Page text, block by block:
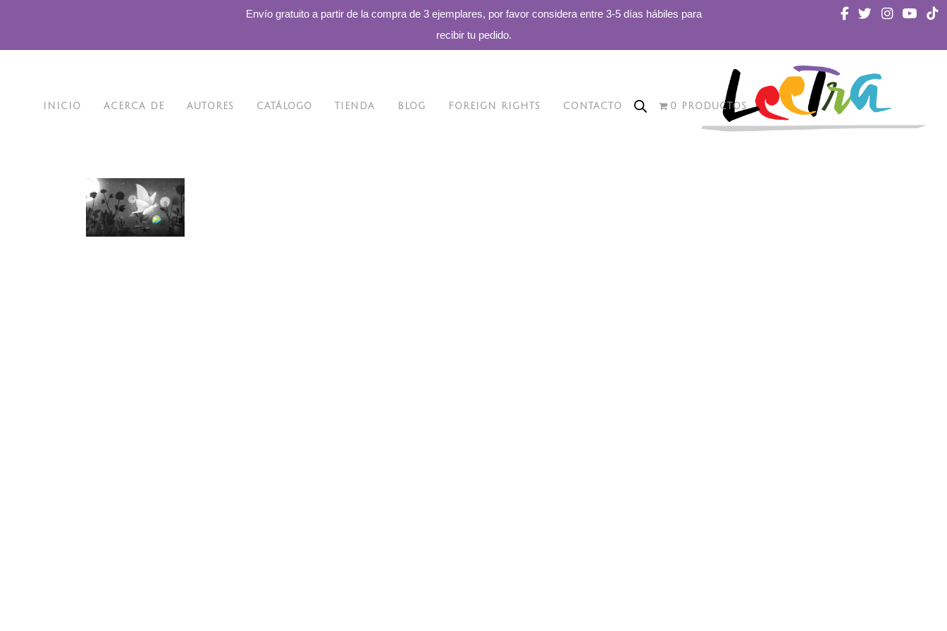
Envío gratuito a partir de la compra de 3 ejemplares, por favor considera entre 3-5 días hábiles para
recibir tu pedido.
INICIO ACERCA DE AUTORES CATÁLOGO TIENDA BLOG FOREIGN RIGHTS CONTACTO 0 PRODUCTOS